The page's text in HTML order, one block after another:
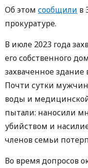
Об этом сообщили в
прокуратуре.
В июле 2023 года
его собственного
захваченное
Почти сутки
воды и
пытали: наносили
убийством и
членов семьи
Во время допросов